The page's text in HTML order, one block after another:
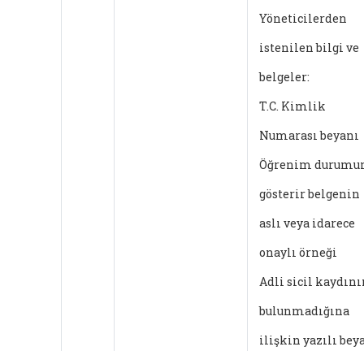
Yöneticilerden
istenilen bilgi ve
belgeler:
T.C. Kimlik
Numarası beyanı
Öğrenim
gösterir belgenin
aslı veya idarece
onaylı örneği
Adli sicil
bulunmadığına
ilişkin yazılı